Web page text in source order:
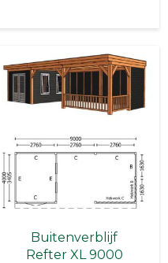
Buitenverblijf
Refter XL 9000